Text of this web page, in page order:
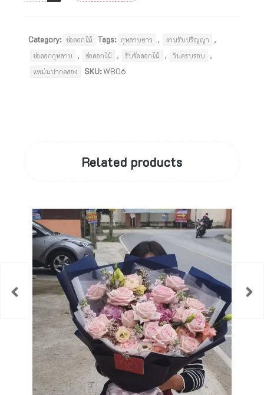
Category: ช่อดอกไม้ Tags: กุหลาบขาว , งานรับปริญญา ,
ช่อดอกกุหลาบ , ช่อดอกไม้ , รับจัดดอกไม้ , วันครบรอบ ,
แหม่มปากคลอง SKU:WB06
Related products